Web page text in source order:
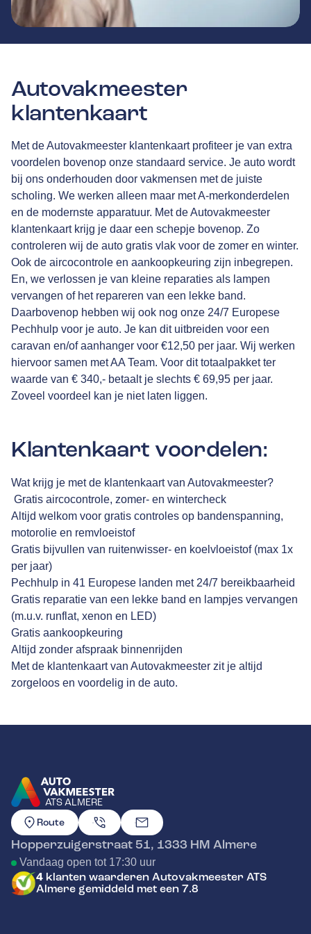
Autovakmeester
klantenkaart
Met de Autovakmeester klantenkaart profiteer je van extra
voordelen bovenop onze standaard service. Je auto wordt
bij ons onderhouden door vakmensen met de juiste
scholing. We werken alleen maar met A-merkonderdelen
en de modernste apparatuur. Met de Autovakmeester
klantenkaart krijg je daar een schepje bovenop. Zo
controleren wij de auto gratis vlak voor de zomer en winter.
Ook de aircocontrole en aankoopkeuring zijn inbegrepen.
En, we verlossen je van kleine reparaties als lampen
vervangen of het repareren van een lekke band.
Daarbovenop hebben wij ook nog onze 24/7 Europese
Pechhulp voor je auto. Je kan dit uitbreiden voor een
caravan en/of aanhanger voor €12,50 per jaar. Wij werken
hiervoor samen metAA Team. Voor dit totaalpakket ter
waarde van € 340,- betaalt je slechts € 69,95 per jaar.
Zoveel voordeel kan je niet laten liggen.
Klantenkaart voordelen:
Wat krijg je met de klantenkaart van Autovakmeester?
Gratis aircocontrole, zomer- en wintercheck
Altijd welkom voor gratis controles op bandenspanning,
motorolie en remvloeistof
Gratis bijvullen van ruitenwisser- en koelvloeistof (max 1x
per jaar)
Pechhulp in 41 Europese landen met 24/7 bereikbaarheid
Gratis reparatie van een lekke band en lampjes vervangen
(m.u.v. runflat, xenon en LED)
Gratis aankoopkeuring
Altijd zonder afspraak binnenrijden
Met de klantenkaart van Autovakmeester zit je altijd
zorgeloos en voordelig in de auto.
ATS ALMERE
GA NAAR DE HOMEPAGINA
Route
Hopperzuigerstraat 51, 1333 HM Almere
Vandaag open tot 17:30 uur
4 klanten waarderen Autovakmeester ATS
Almere gemiddeld met een 7.8